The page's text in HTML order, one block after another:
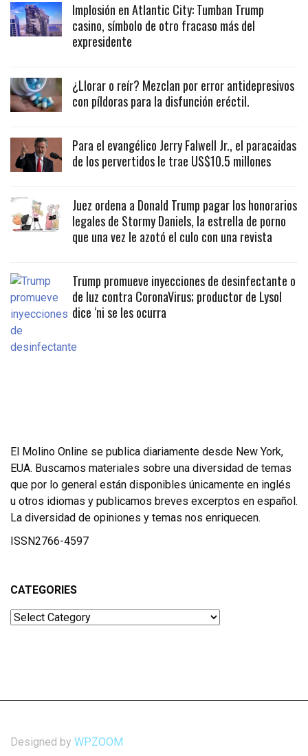
Implosión en Atlantic City: Tumban Trump
casino, símbolo de otro fracaso más del
expresidente
¿Llorar o reír? Mezclan por error antidepresivos
con píldoras para la disfunción eréctil.
Para el evangélico Jerry Falwell Jr., el paracaidas
de los pervertidos le trae US$10.5 millones
Juez ordena a Donald Trump pagar los honorarios
legales de Stormy Daniels, la estrella de porno
que una vez le azotó el culo con una revista
Trump promueve inyecciones de desinfectante o
de luz contra CoronaVirus; productor de Lysol
dice ‘ni se les ocurra
El Molino Online se publica diariamente desde New York,
EUA. Buscamos materiales sobre una diversidad de temas
que por lo general están disponibles únicamente en inglés
u otros idiomas y publicamos breves excerptos en español.
La diversidad de opiniones y temas nos enriquecen.
ISSN2766-4597
CATEGORIES
Categories
Designed by WPZOOM